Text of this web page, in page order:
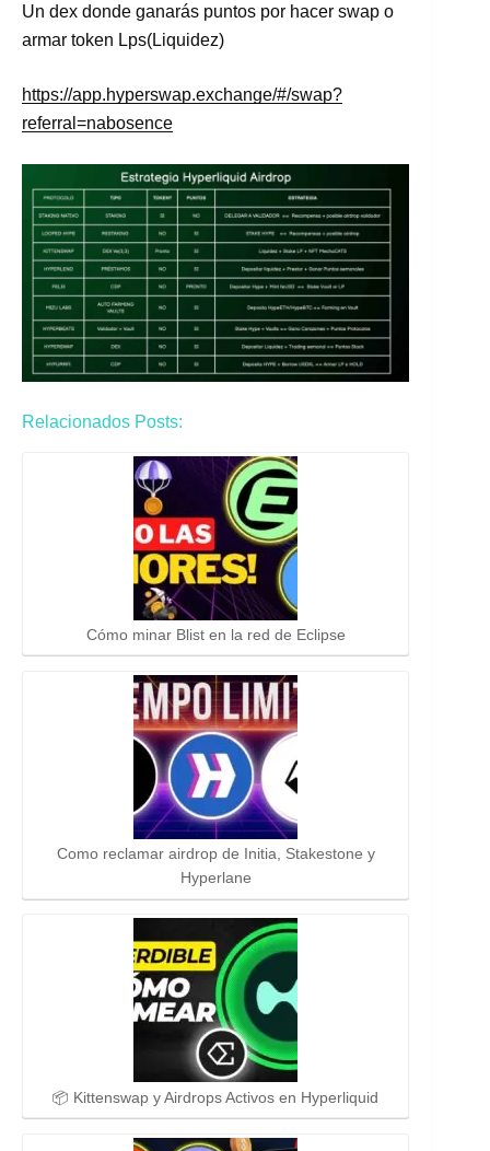
Un dex donde ganarás puntos por hacer swap o
armar token Lps(Liquidez)
https://app.hyperswap.exchange/#/swap?
referral=nabosence
Relacionados Posts:
Cómo minar Blist en la red de Eclipse
Como reclamar airdrop de Initia, Stakestone y
Hyperlane
📦 Kittenswap y Airdrops Activos en Hyperliquid